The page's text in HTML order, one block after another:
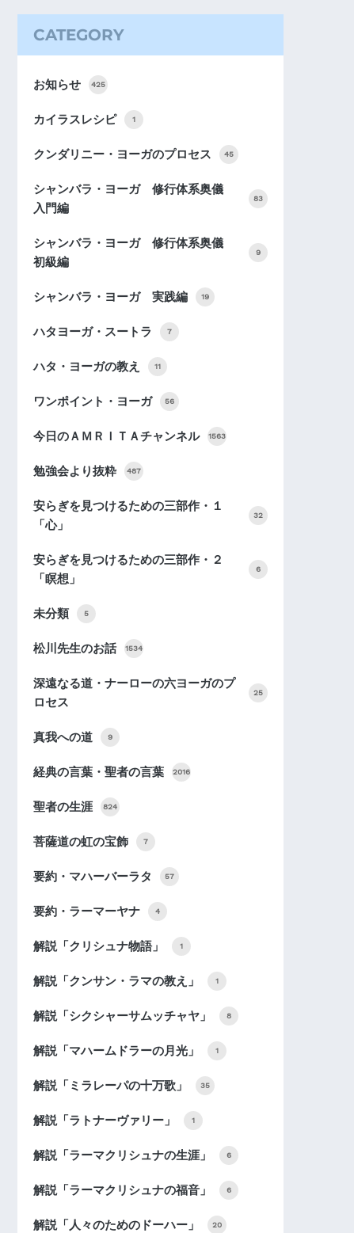
CATEGORY
お知らせ 425
カイラスレシピ 1
クンダリニー・ヨーガのプロセス 45
シャンバラ・ヨーガ 修行体系奥儀
入門編
83
シャンバラ・ヨーガ 修行体系奥儀
初級編
9
シャンバラ・ヨーガ 実践編 19
ハタヨーガ・スートラ 7
ハタ・ヨーガの教え 11
ワンポイント・ヨーガ 56
今日のＡＭＲＩＴＡチャンネル 1563
勉強会より抜粋 487
安らぎを見つけるための三部作・１
「心」
32
安らぎを見つけるための三部作・２
「瞑想」
6
未分類 5
松川先生のお話 1534
深遠なる道・ナーローの六ヨーガのプ
ロセス
25
真我への道 9
経典の言葉・聖者の言葉 2016
聖者の生涯 824
菩薩道の虹の宝飾 7
要約・マハーバーラタ 57
要約・ラーマーヤナ 4
解説「クリシュナ物語」 1
解説「クンサン・ラマの教え」 1
解説「シクシャーサムッチャヤ」 8
解説「マハームドラーの月光」 1
解説「ミラレーパの十万歌」 35
解説「ラトナーヴァリー」 1
解説「ラーマクリシュナの生涯」 6
解説「ラーマクリシュナの福音」 6
解説「人々のためのドーハー」 20